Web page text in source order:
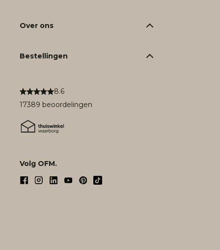
8.6
17389 beoordelingen
Volg OFM.
Over ons
Bestellingen